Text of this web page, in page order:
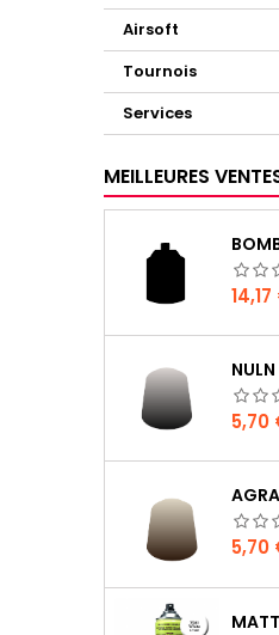
Airsoft
Tournois
Services
MEILLEURES
Prix
Prix
5,70
Prix
5,70